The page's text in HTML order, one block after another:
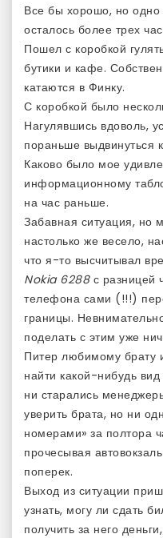
Все бы хорошо, но одно
осталось более трех
Пошел с коробкой
бутики и кафе.
катаются в Финку.
С коробкой было
Нагулявшись вдоволь,
пораньше выдвинуться
Каково было мое
информационному
на час раньше.
Забавная ситуация, но
настолько же весело,
что я-то высчитывал
Nokia 6288с разницей
телефона сами (!!!)
границы.
поделать с этим уже
Питер любимому брату
найти какой-нибудь
ни старались
уверить брата, но ни
номерами» за полтора
прочесывая
поперек.
Выход из ситуации
узнать, могу ли сдать
получить за него